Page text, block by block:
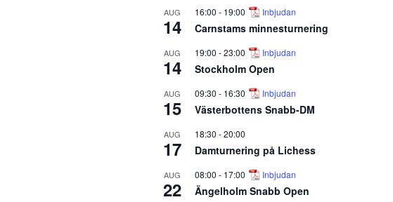
AUG
14
16:00 - 19:00 Inbjudan
Carnstams minnesturnering
AUG
14
19:00 -23:00 Inbjudan
Stockholm Open
AUG
15
09:30 - 16:30 Inbjudan
Västerbottens Snabb-DM
AUG
17
18:30 -20:00
Damturnering på Lichess
AUG
22
08:00 - 17:00 Inbjudan
Ängelholm Snabb Open